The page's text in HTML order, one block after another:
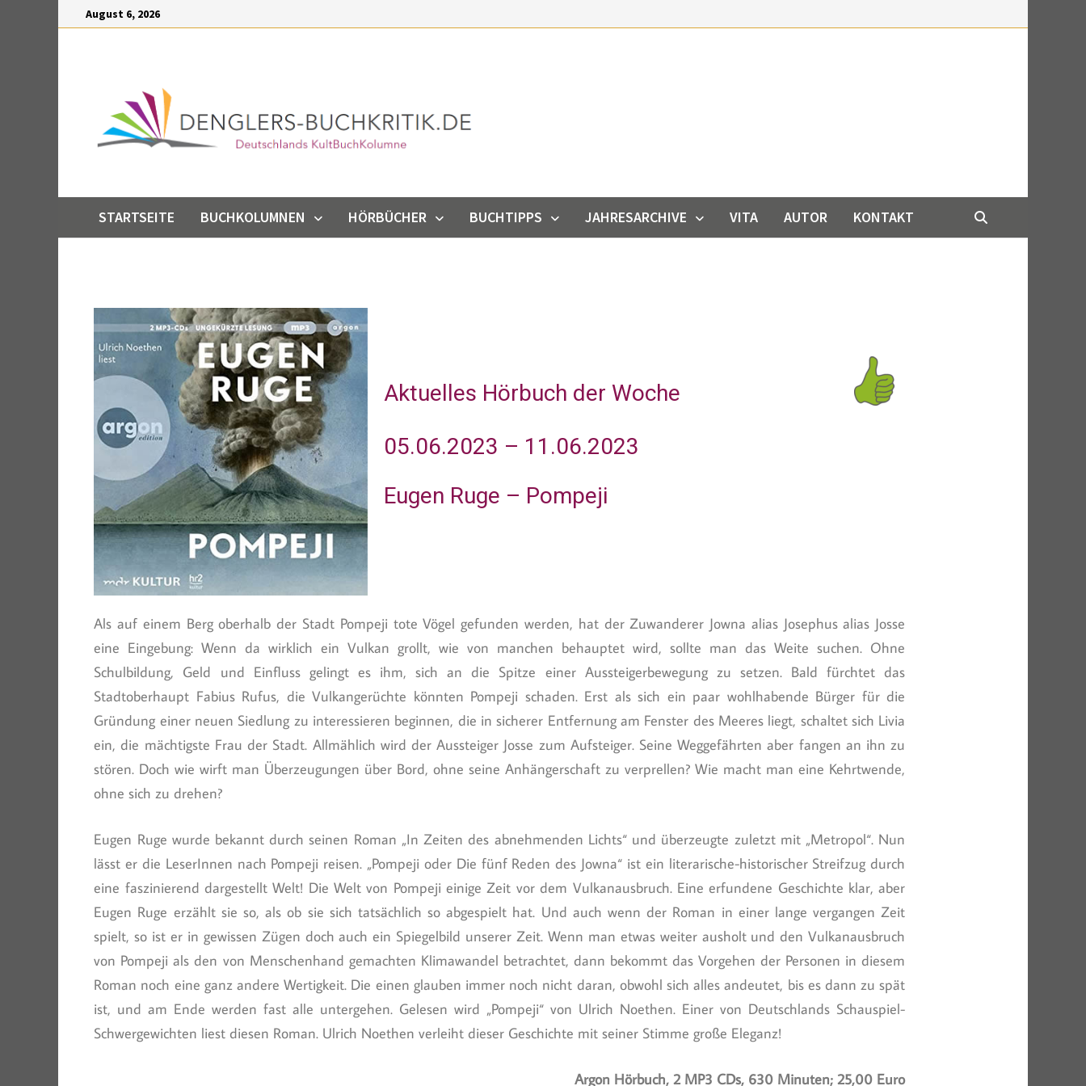
August 6, 2026
STARTSEITE BUCHKOLUMNEN HÖRBÜCHER BUCHTIPPS JAHRESARCHIVE VITA AUTOR KONTAKT
Aktuelles Hörbuch der Woche
05.06.2023 – 11.06.2023
Eugen Ruge – Pompeji
Als auf einem Berg oberhalb der Stadt Pompeji tote Vögel gefunden werden, hat der Zuwanderer Jowna alias Josephus alias Josse
eine Eingebung: Wenn da wirklich ein Vulkan grollt, wie von manchen behauptet wird, sollte man das Weite suchen. Ohne
Schulbildung, Geld und Einfluss gelingt es ihm, sich an die Spitze einer Aussteigerbewegung zu setzen. Bald fürchtet das
Stadtoberhaupt Fabius Rufus, die Vulkangerüchte könnten Pompeji schaden. Erst als sich ein paar wohlhabende Bürger für die
Gründung einer neuen Siedlung zu interessieren beginnen, die in sicherer Entfernung am Fenster des Meeres liegt, schaltet sich Livia
ein, die mächtigste Frau der Stadt. Allmählich wird der Aussteiger Josse zum Aufsteiger. Seine Weggefährten aber fangen an ihn zu
stören. Doch wie wirft man Überzeugungen über Bord, ohne seine Anhängerschaft zu verprellen? Wie macht man eine Kehrtwende,
ohne sich zu drehen?
Eugen Ruge wurde bekannt durch seinen Roman „In Zeiten des abnehmenden Lichts“ und überzeugte zuletzt mit „Metropol“. Nun
lässt er die LeserInnen nach Pompeji reisen. „Pompeji oder Die fünf Reden des Jowna“ ist ein literarische-historischer Streifzug durch
eine faszinierend dargestellt Welt! Die Welt von Pompeji einige Zeit vor dem Vulkanausbruch. Eine erfundene Geschichte klar, aber
Eugen Ruge erzählt sie so, als ob sie sich tatsächlich so abgespielt hat. Und auch wenn der Roman in einer lange vergangen Zeit
spielt, so ist er in gewissen Zügen doch auch ein Spiegelbild unserer Zeit. Wenn man etwas weiter ausholt und den Vulkanausbruch
von Pompeji als den von Menschenhand gemachten Klimawandel betrachtet, dann bekommt das Vorgehen der Personen in diesem
Roman noch eine ganz andere Wertigkeit. Die einen glauben immer noch nicht daran, obwohl sich alles andeutet, bis es dann zu spät
ist, und am Ende werden fast alle untergehen. Gelesen wird „Pompeji“ von Ulrich Noethen. Einer von Deutschlands Schauspiel-
Schwergewichten liest diesen Roman. Ulrich Noethen verleiht dieser Geschichte mit seiner Stimme große Eleganz!
Argon Hörbuch, 2 MP3 CDs, 630 Minuten; 25,00 Euro